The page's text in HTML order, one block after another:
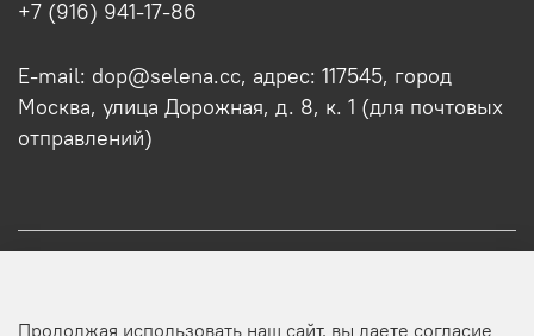
+7 (916) 941-17-86
E-mail: dop@selena.cc, адрес: 117545, город
Москва, улица Дорожная, д. 8, к. 1 (для почтовых
отправлений)
Продолжая использовать наш сайт, вы даете согласие